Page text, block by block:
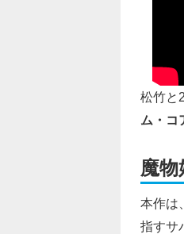
松竹と
ム・コ
魔
本作は
指すサ